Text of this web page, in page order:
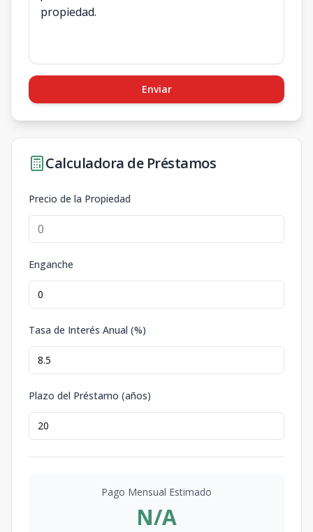
Enviar
Calculadora de Préstamos
Precio de la Propiedad
Enganche
Tasa de Interés Anual (%)
Plazo del Préstamo (años)
Pago Mensual Estimado
N/A